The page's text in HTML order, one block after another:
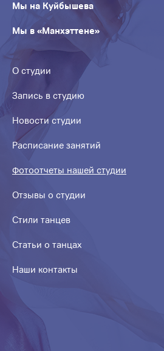
Мы на Куйбышева
Мы в «Манхэттене»
О студии
Запись в студию
Новости студии
Расписание занятий
Фотоотчеты нашей студии
Отзывы о студии
Стили танцев
Статьи о танцах
Наши контакты